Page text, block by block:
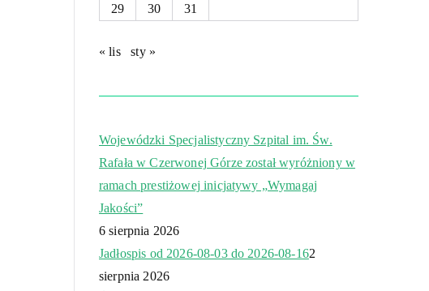
29
30 31
« lis sty »
Wojewódzki Specjalistyczny Szpital im. Św.
Rafała w Czerwonej Górze został wyróżniony w
ramach prestiżowej inicjatywy „Wymagaj
Jakości”
6 sierpnia 2026
Jadłospis od 2026-08-03 do 2026-08-162
sierpnia 2026